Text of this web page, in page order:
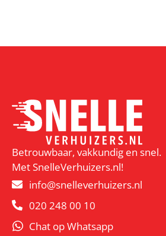
Betrouwbaar, vakkundig en snel.
Met SnelleVerhuizers.nl!
info@snelleverhuizers.nl
020 248 00 10
Chat op Whatsapp